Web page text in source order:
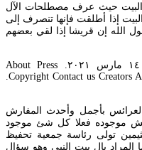
البيت حيث عرف مصطلحات الآل
إذا أطلقت فإنها تنصرف إلى
الله إن قريشا إذا لقي بعضهم
يبدأ الفصل الدراسي الثاني يوم الاحد ١٤ مارس ٢٠٢١. About Press
بأجمل وأحدث المفارش
موجوده فعلا كل شئ موجود
تولى رئاسة جمعية تحفيظ
المراد بال بيت النبي وهو سؤال